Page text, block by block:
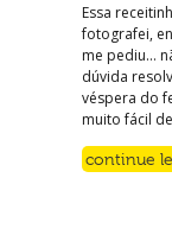
Essa
fotografei,
me pediu…
dúvida
véspera do
muito fácil
continue